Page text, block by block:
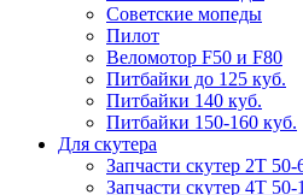
Советские мопеды
Пилот
Веломотор F50 и F80
Питбайки до 125 куб.
Питбайки 140 куб.
Питбайки 150-160 куб.
Для скутера
Запчасти скутер 2Т 50-
Запчасти скутер 4Т 50-